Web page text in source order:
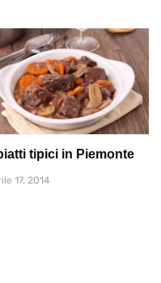
tipici in Piemonte
17, 2014